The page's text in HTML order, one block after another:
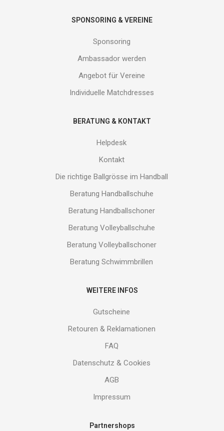
SPONSORING & VEREINE
Sponsoring
Ambassador werden
Angebot für Vereine
Individuelle Matchdresses
BERATUNG & KONTAKT
Helpdesk
Kontakt
Die richtige Ballgrösse im Handball
Beratung Handballschuhe
Beratung Handballschoner
Beratung Volleyballschuhe
Beratung Volleyballschoner
Beratung Schwimmbrillen
WEITERE INFOS
Gutscheine
Retouren & Reklamationen
FAQ
Datenschutz & Cookies
AGB
Impressum
Partnershops